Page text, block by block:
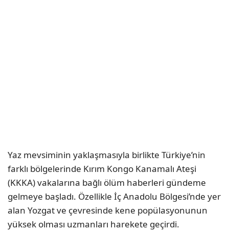
Yaz mevsiminin yaklaşmasıyla birlikte Türkiye’nin
farklı bölgelerinde Kırım Kongo Kanamalı Ateşi
(KKKA) vakalarına bağlı ölüm haberleri gündeme
gelmeye başladı. Özellikle İç Anadolu Bölgesi’nde yer
alan Yozgat ve çevresinde kene popülasyonunun
yüksek olması uzmanları harekete geçirdi.